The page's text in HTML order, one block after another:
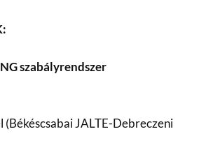
szabályrendszer
(Békéscsabai JALTE-Debreczeni